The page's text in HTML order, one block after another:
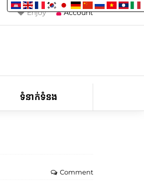
Account
Enjoy
ទំនាក់ទំនង
Comment